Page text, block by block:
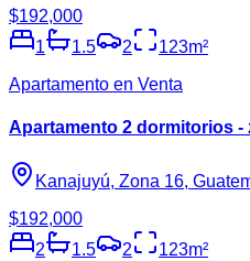
$192,000
1
1.5 2 123m²
Apartamento en Venta
Apartamento 2 dormitorios -
Kanajuyú, Zona 16,
$192,000
2
1.5 2 123m²